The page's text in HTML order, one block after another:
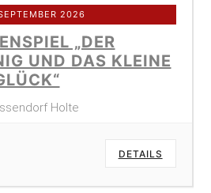
2026
„DER
UND DAS KLEINE
Holte
DETAILS